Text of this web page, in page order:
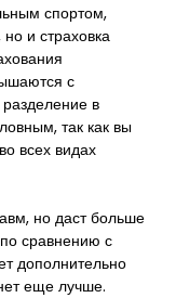
спортом,
и страховка
с
в
так как вы
всех видах
но даст больше
сравнению с
дополнительно
еще лучше.